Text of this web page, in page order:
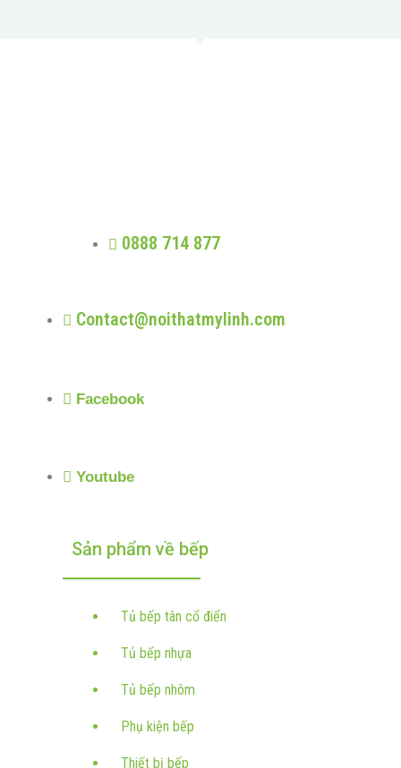
0888 714 877
Contact@noithatmylinh.com
Facebook
Youtube
Sản phẩm về bếp
Tủ bếp tân cổ điển
Tủ bếp nhựa
Tủ bếp nhôm
Phụ kiện bếp
Thiết bị bếp